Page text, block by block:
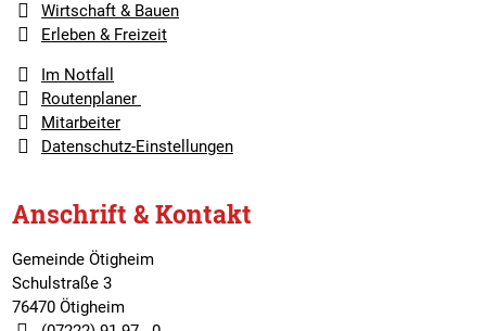
Wirtschaft & Bauen
Erleben & Freizeit
Im Notfall
Routenplaner
Mitarbeiter
Datenschutz-Einstellungen
Anschrift & Kontakt
Gemeinde Ötigheim
Schulstraße 3
76470 Ötigheim